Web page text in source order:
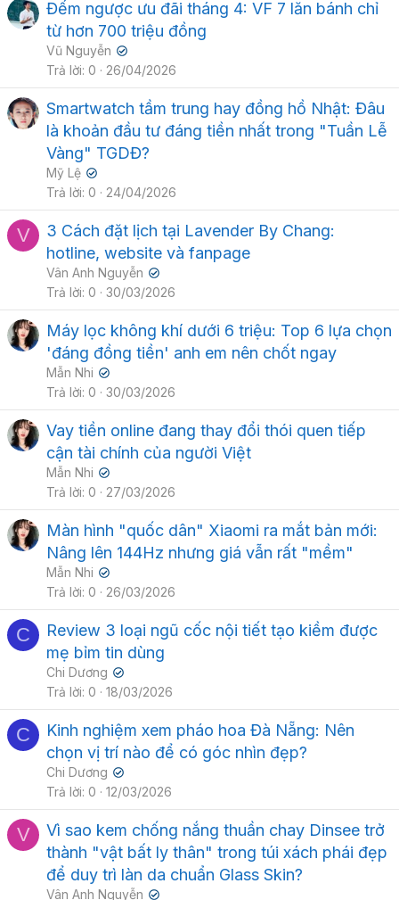
Đếm ngược ưu đãi tháng 4: VF 7 lăn bánh chỉ
từ hơn 700 triệu đồng
Vũ Nguyễn ✔
Trả lời 0 26/04/2026
Smartwatch tầm trung hay đồng hồ Nhật: Đâu
là khoản đầu tư đáng tiền nhất trong "Tuần Lễ
Vàng" TGDĐ?
Mỹ Lệ ✔
Trả lời 0 24/04/2026
V
3 Cách đặt lịch tại Lavender By Chang:
hotline, website và fanpage
Vân Anh Nguyễn ✔
Trả lời 0 30/03/2026
Máy lọc không khí dưới 6 triệu: Top 6 lựa chọn
'đáng đồng tiền' anh em nên chốt ngay
Mẫn Nhi ✔
Trả lời 0 30/03/2026
Vay tiền online đang thay đổi thói quen tiếp
cận tài chính của người Việt
Mẫn Nhi ✔
Trả lời 0 27/03/2026
Màn hình "quốc dân" Xiaomi ra mắt bản mới:
Nâng lên 144Hz nhưng giá vẫn rất "mềm"
Mẫn Nhi ✔
Trả lời 0 26/03/2026
C
Review 3 loại ngũ cốc nội tiết tạo kiềm được
mẹ bỉm tin dùng
Chi Dương ✔
Trả lời 0 18/03/2026
C
Kinh nghiệm xem pháo hoa Đà Nẵng: Nên
chọn vị trí nào để có góc nhìn đẹp?
Chi Dương ✔
Trả lời 0 12/03/2026
V
Vì sao kem chống nắng thuần chay Dinsee trở
thành "vật bất ly thân" trong túi xách phái đẹp
để duy trì làn da chuẩn Glass Skin?
Vân Anh Nguyễn ✔